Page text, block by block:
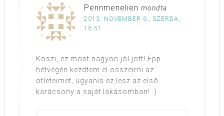
Pennmenelien mondta
2013. NOVEMBER 6., SZERDA,
16:51
Köszi, ez most nagyon jól jött! Épp
hétvégén kezdtem el összeírni az
ötleteimet, ugyanis ez lesz az első
karácsony a saját lakásomban! :)